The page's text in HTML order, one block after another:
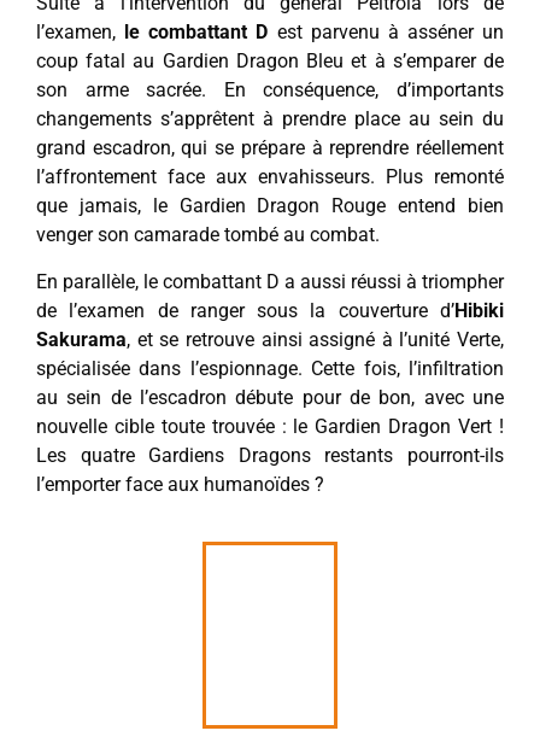
l’examen, le combattant D est parvenu à asséner un
coup fatal au Gardien Dragon Bleu et à s’emparer de
son arme sacrée. En conséquence, d’importants
changements s’apprêtent à prendre place au sein du
grand escadron, qui se prépare à reprendre réellement
l’affrontement face aux envahisseurs. Plus remonté
que jamais, le Gardien Dragon Rouge entend bien
venger son camarade tombé au combat.
En parallèle, le combattant D a aussi réussi à triompher
de l’examen de ranger sous la couverture d’Hibiki
Sakurama, et se retrouve ainsi assigné à l’unité Verte,
spécialisée dans l’espionnage. Cette fois, l’infiltration
au sein de l’escadron débute pour de bon, avec une
nouvelle cible toute trouvée : le Gardien Dragon Vert !
Les quatre Gardiens Dragons restants pourront-ils
l’emporter face aux humanoïdes ?